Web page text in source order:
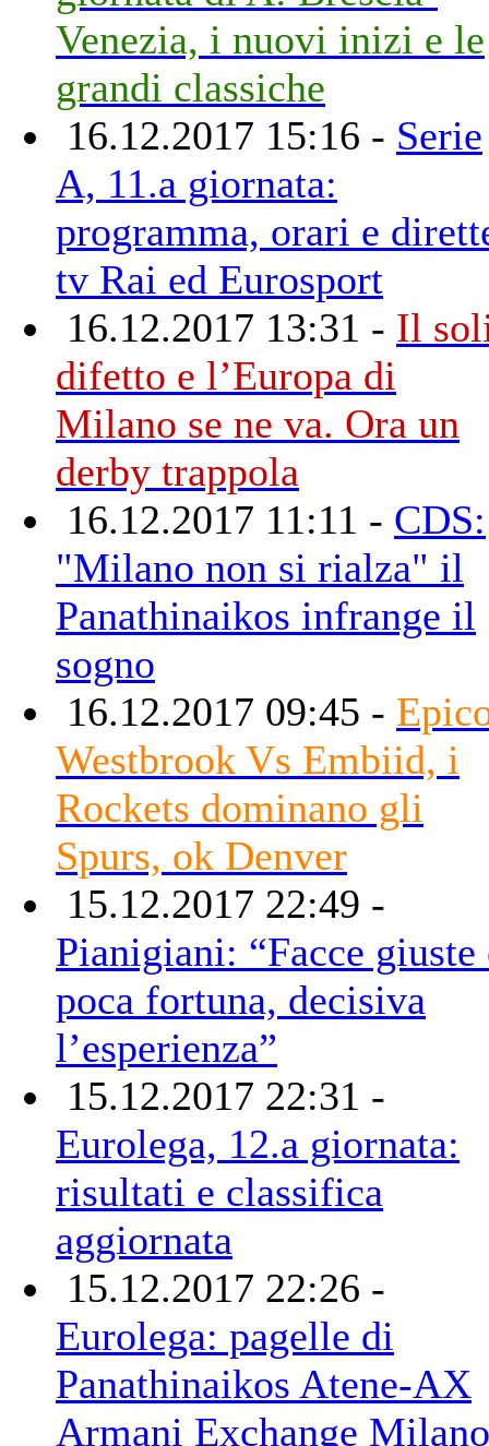
Venezia, i nuovi inizi e le
grandi classiche
16.12.2017 15:16 - Serie
A, 11.a giornata:
programma, orari e
tv Rai ed Eurosport
16.12.2017 13:31 - Il
difetto e l’Europa di
Milano se ne va. Ora un
derby trappola
16.12.2017 11:11 - CDS:
"Milano non si rialza" il
Panathinaikos infrange il
sogno
16.12.2017 09:45 -
Westbrook Vs Embiid, i
Rockets dominano gli
Spurs, ok Denver
15.12.2017 22:49 -
Pianigiani: “Facce giuste
poca fortuna, decisiva
l’esperienza”
15.12.2017 22:31 -
Eurolega, 12.a giornata:
risultati e classifica
aggiornata
15.12.2017 22:26 -
Eurolega: pagelle di
Panathinaikos Atene-AX
Armani Exchange Milano